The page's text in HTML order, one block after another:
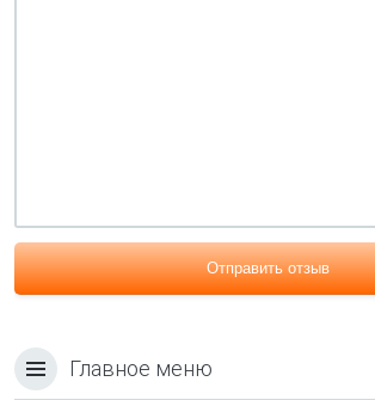
Отправить отзыв
Главное меню